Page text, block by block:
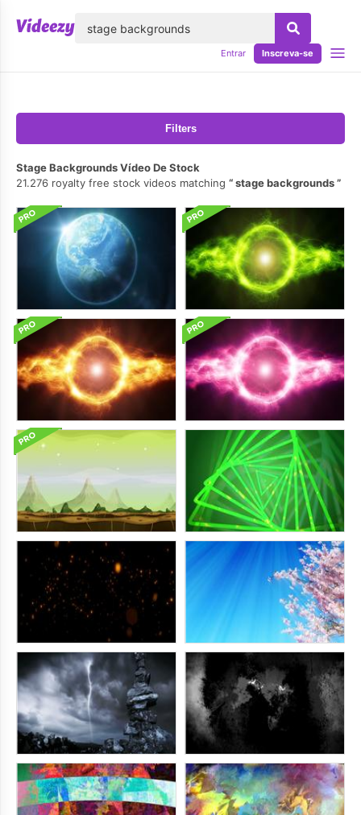
Entrar Inscreva-se
Filters
Stage Backgrounds Vídeo De Stock
21.276 royalty free stock videos matching
stage backgrounds